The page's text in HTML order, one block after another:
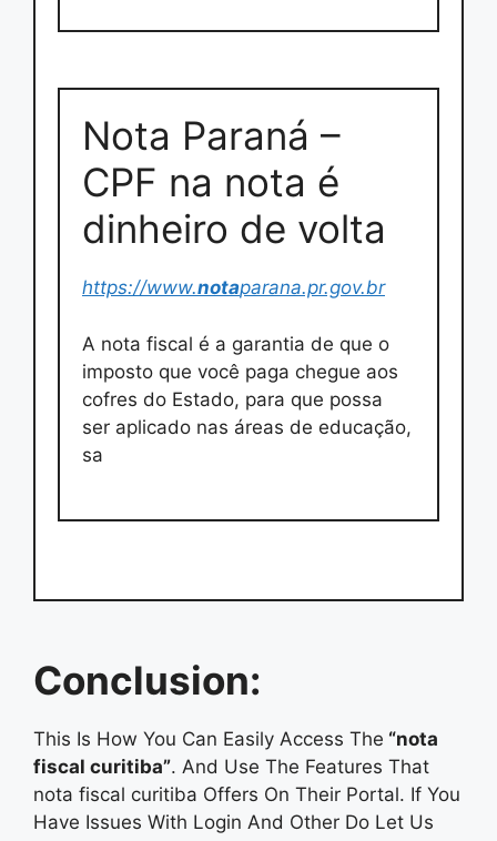
Nota Paraná –
CPF na nota é
dinheiro de volta
https://www.notaparana.pr.gov.br
A nota fiscal é a garantia de que o
imposto que você paga chegue aos
cofres do Estado, para que possa
ser aplicado nas áreas de educação,
sa
Conclusion:
This Is How You Can Easily Access The “nota
fiscal curitiba”. And Use The Features That
nota fiscal curitiba Offers On Their Portal. If You
Have Issues With Login And Other Do Let Us